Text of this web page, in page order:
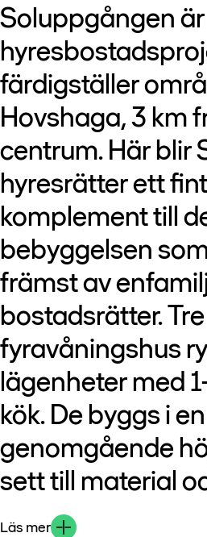
Soluppgången är
färdigställer
Hovshaga, 3 km
centrum. Här blir
hyresrätter ett fint
komplement till
bebyggelsen
främst av
bostadsrätter. Tre
fyravåningshus
lägenheter med
kök. De byggs i en
genomgående
sett till material
Läs mer